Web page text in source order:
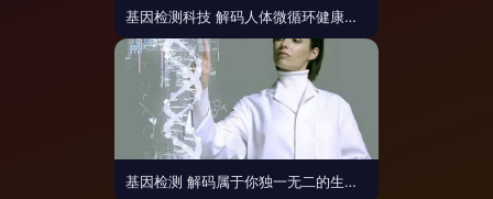
基因检测科技 解码人体微循环健康的未来钥匙
基因检测 解码属于你独一无二的生命说明书